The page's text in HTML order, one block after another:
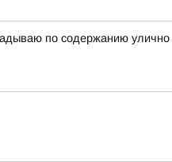
по содержанию